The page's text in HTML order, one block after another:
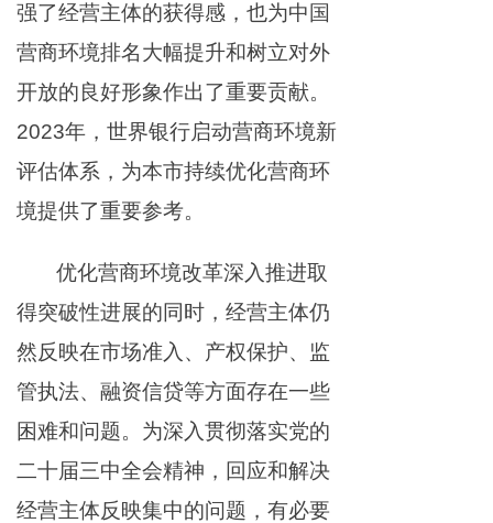
强了经营主体的获得感，也为中国
营商环境排名大幅提升和树立对外
开放的良好形象作出了重要贡献。
2023年，世界银行启动营商环境新
评估体系，为本市持续优化营商环
境提供了重要参考。
优化营商环境改革深入推进取
得突破性进展的同时，经营主体仍
然反映在市场准入、产权保护、监
管执法、融资信贷等方面存在一些
困难和问题。为深入贯彻落实党的
二十届三中全会精神，回应和解决
经营主体反映集中的问题，有必要